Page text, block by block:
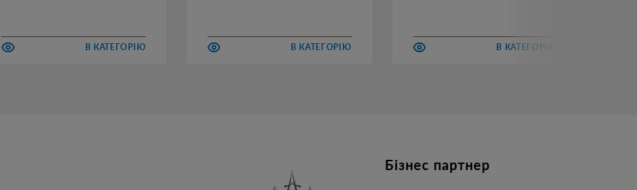
В КАТЕГОРІЮ В КАТЕГОРІЮ В КАТЕГОРІЮ
Бізнес партнер